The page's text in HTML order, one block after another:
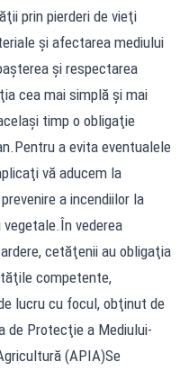
prin pierderi de vieţi
şi afectarea mediului
şi respectarea
cea mai simplă şi mai
timp o obligaţie
a evita eventualele
vă aducem la
a incendiilor la
vederea
cetăţenii au obligaţia
competente,
lucru cu focul, obţinut de
de Protecţie a Mediului-
(APIA)Se